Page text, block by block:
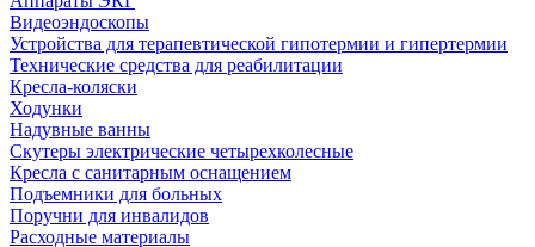
Видеоэндоскопы
Устройства для терапевтической гипотермии и гипертермии
Технические средства для реабилитации
Кресла-коляски
Ходунки
Надувные ванны
Скутеры электрические четырехколесные
Кресла с санитарным оснащением
Подъемники для больных
Поручни для инвалидов
Расходные материалы